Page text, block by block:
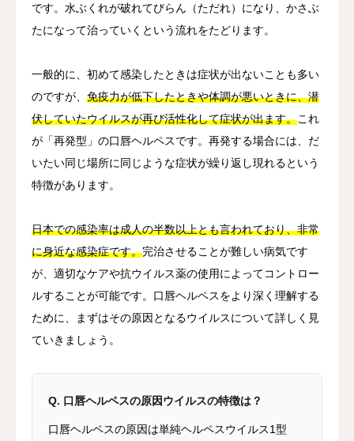
です。水ぶくれが破れてびらん（ただれ）になり、かさぶ
たになって治っていくという流れをたどります。
一般的に、初めて感染したときは症状が出ないことも多い
のですが、 免疫力が低下したときや体調が悪いときに、潜
伏していたウイルスが再び活性化して症状が出ます。これ
が「再発型」の口唇ヘルペスです。再発する場合には、だ
いたい同じ場所に同じような症状が繰り返し現れるという
特徴があります。
日本での感染率は成人の半数以上とも言われており、非常
に身近な感染症です。完治させることが難しい病気です
が、適切なケアや抗ウイルス薬の使用によってコントロー
ルすることが可能です。口唇ヘルペスをより深く理解する
ために、まずはその原因となるウイルスについて詳しく見
ていきましょう。
Q. 口唇ヘルペスの原因ウイルスの特徴は？
口唇ヘルペスの原因は単純ヘルペスウイルス1型